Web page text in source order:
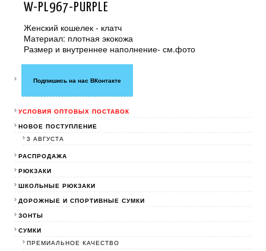
W-PL967-PURPLE
Женский кошелек - клатч
Материал: плотная экокожа
Размер и внутреннее наполнение- см.фото
Подпишись на нас ВКонтакте
УСЛОВИЯ ОПТОВЫХ ПОСТАВОК
НОВОЕ ПОСТУПЛЕНИЕ
3 АВГУСТА
РАСПРОДАЖА
РЮКЗАКИ
ШКОЛЬНЫЕ РЮКЗАКИ
ДОРОЖНЫЕ И СПОРТИВНЫЕ СУМКИ
ЗОНТЫ
СУМКИ
ПРЕМИАЛЬНОЕ КАЧЕСТВО